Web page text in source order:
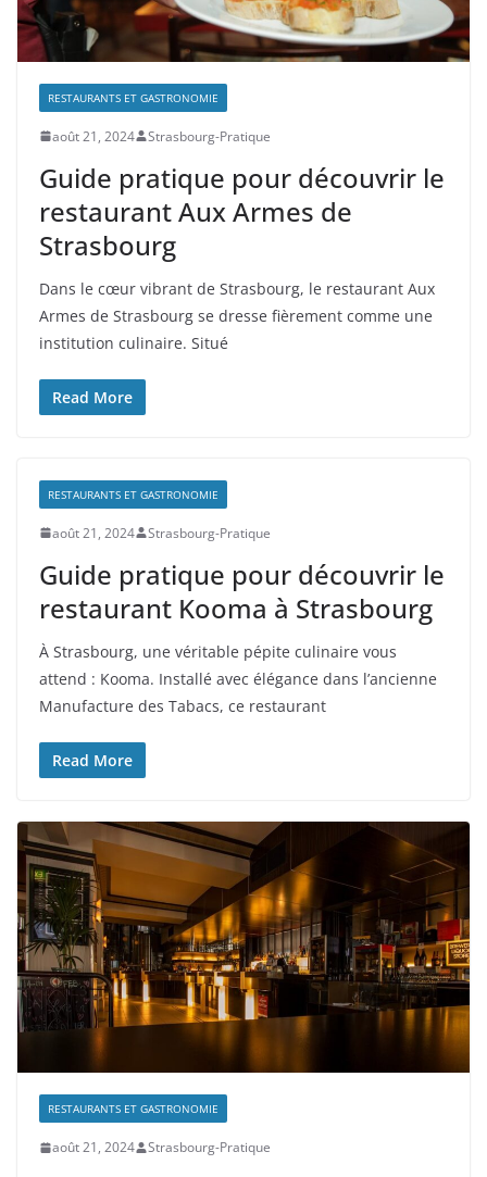
RESTAURANTS ET GASTRONOMIE
août 21, 2024 Strasbourg-Pratique
Guide pratique pour découvrir le
restaurant Aux Armes de
Strasbourg
Dans le cœur vibrant de Strasbourg, le restaurant Aux
Armes de Strasbourg se dresse fièrement comme une
institution culinaire. Situé
Read More
RESTAURANTS ET GASTRONOMIE
août 21, 2024 Strasbourg-Pratique
Guide pratique pour découvrir le
restaurant Kooma à Strasbourg
À Strasbourg, une véritable pépite culinaire vous
attend : Kooma. Installé avec élégance dans l’ancienne
Manufacture des Tabacs, ce restaurant
Read More
RESTAURANTS ET GASTRONOMIE
août 21, 2024 Strasbourg-Pratique